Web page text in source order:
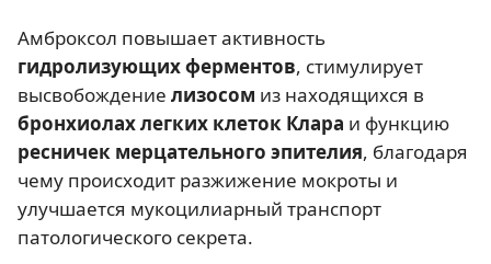
Амброксол повышает активность
гидролизующих ферментов, стимулирует
высвобождение лизосом из находящихся в
бронхиолах легких клеток Клара и функцию
ресничек мерцательного эпителия, благодаря
чему происходит разжижение мокроты и
улучшается мукоцилиарный транспорт
патологического секрета.